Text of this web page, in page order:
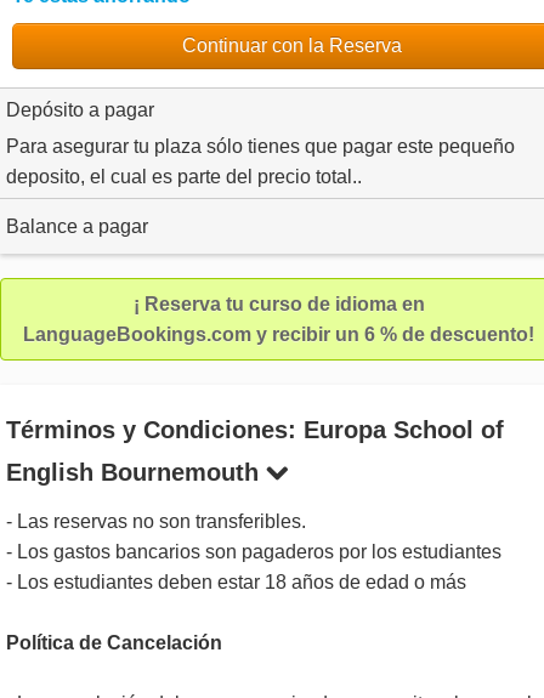
Continuar con la Reserva
Depósito a pagar
Para asegurar tu plaza sólo tienes que pagar este pequeño
deposito, el cual es parte del precio total..
Balance a pagar
¡ Reserva tu curso de idioma en
LanguageBookings.com y recibir un 6 % de descuento!
Términos y Condiciones: Europa School of
English Bournemouth
- Las reservas no son transferibles.
- Los gastos bancarios son pagaderos por los estudiantes
- Los estudiantes deben estar 18 años de edad o más
Política de Cancelación